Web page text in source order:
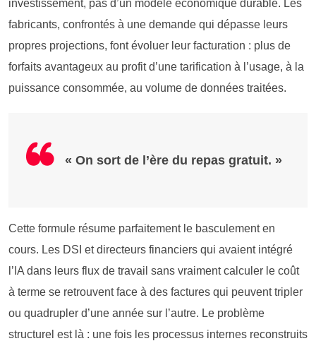
investissement, pas d’un modèle économique durable. Les
fabricants, confrontés à une demande qui dépasse leurs
propres projections, font évoluer leur facturation : plus de
forfaits avantageux au profit d’une tarification à l’usage, à la
puissance consommée, au volume de données traitées.
« On sort de l’ère du repas gratuit. »
Cette formule résume parfaitement le basculement en
cours. Les DSI et directeurs financiers qui avaient intégré
l’IA dans leurs flux de travail sans vraiment calculer le coût
à terme se retrouvent face à des factures qui peuvent tripler
ou quadrupler d’une année sur l’autre. Le problème
structurel est là : une fois les processus internes reconstruits